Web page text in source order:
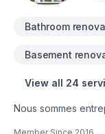
Bathroom
Basement
View all 24
Nous sommes